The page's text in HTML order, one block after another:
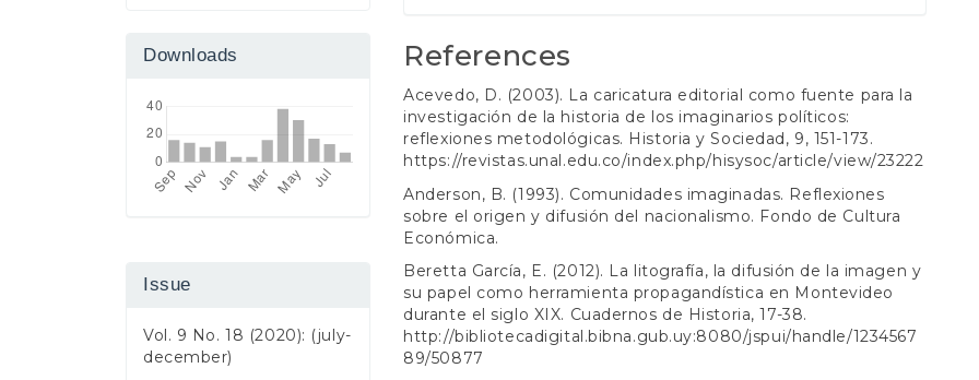
Downloads
Issue
Vol. 9 No. 18 (2020): (july-
december)
References
Acevedo, D. (2003). La caricatura editorial como fuente para la
investigación de la historia de los imaginarios políticos:
reflexiones metodológicas. Historia y Sociedad, 9, 151-173.
https://revistas.unal.edu.co/index.php/hisysoc/article/view/23222
Anderson, B. (1993). Comunidades imaginadas. Reflexiones
sobre el origen y difusión del nacionalismo. Fondo de Cultura
Económica.
Beretta García, E. (2012). La litografía, la difusión de la imagen y
su papel como herramienta propagandística en Montevideo
durante el siglo XIX. Cuadernos de Historia, 17-38.
http://bibliotecadigital.bibna.gub.uy:8080/jspui/handle/1234567
89/50877